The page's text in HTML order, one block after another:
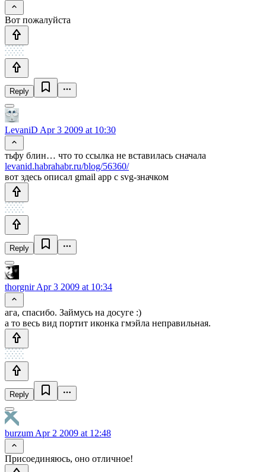
Вот пожалуйста
Reply
LevaniD Apr 3 2009 at 10:30
тьфу блин… что то ссылка не вставилась сначала
levanid.habrahabr.ru/blog/56360/
вот здесь описал gmail app с svg-значком
Reply
thorgnirApr 3 2009 at 10:34
ага, спасибо. Займусь на досуге :)
а то весь вид портит иконка гмэйла неправильная.
Reply
burzum Apr 2 2009 at 12:48
Присоединяюсь, оно отличное!